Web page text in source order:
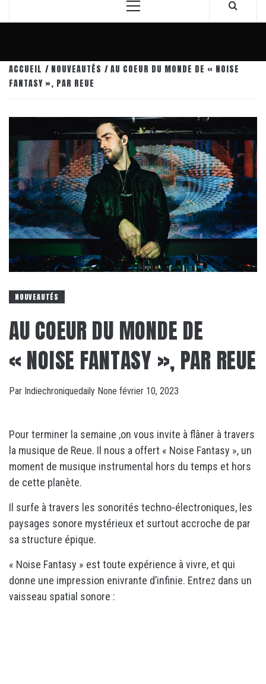
Menu
ACCUEIL NOUVEAUTÉS
AU COEUR DU MONDE DE « NOISE
FANTASY », PAR REUE
NOUVEAUTÉS
AU COEUR DU MONDE DE
« NOISE FANTASY », PAR REUE
Par Indiechroniquedaily None février 10, 2023
Pour terminer la semaine ,on vous invite à flâner à travers
la musique de Reue. Il nous a offert « Noise Fantasy », un
moment de musique instrumental hors du temps et hors
de cette planète.
Il surfe à travers les sonorités techno-électroniques, les
paysages sonore mystérieux et surtout accroche de par
sa structure épique.
« Noise Fantasy » est toute expérience à vivre, et qui
donne une impression enivrante d’infinie. Entrez dans un
vaisseau spatial sonore :